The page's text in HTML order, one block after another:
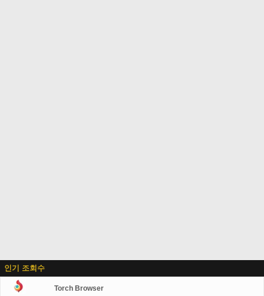
인기 조회수
Torch Browser